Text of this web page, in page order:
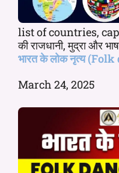
list of countries,
की राजधानी, मुद्रा और
भारत के लोक नृत्य
March 24, 2025